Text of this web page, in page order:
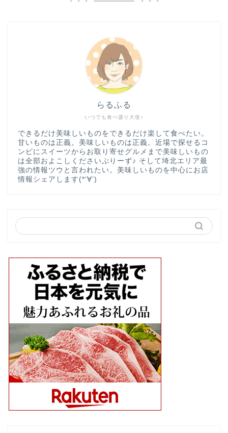
いつでも食べ盛り大使♪
らるふる
できるだけ美味しいものをできるだけ楽して食べたい。
甘いものは正義。美味しいものは正義。近場で探せるコ
ンビにスイーツからお取り寄せグルメまで美味しいもの
は全部およこしくださいぷりーず♪ そして埼北エリア最
強の情報ツウと言われたい。美味しいものを中心にお店
情報シェアします(*‘∀‘)